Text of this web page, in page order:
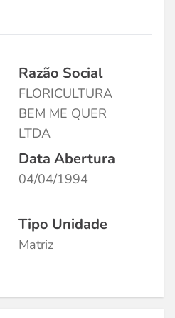
Razão Social
FLORICULTURA
BEM ME QUER
LTDA
Data Abertura
04/04/1994
Tipo Unidade
Matriz